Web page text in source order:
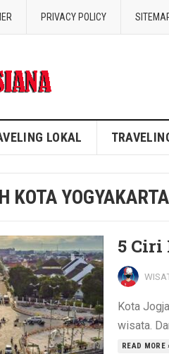
PRIVACY POLICY
LOKAL
KOTA YOGYAKARTA
5 Ciri
Kota
wisata.
READ MORE